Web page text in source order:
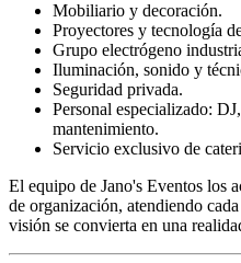
Mobiliario y decoración.
Proyectores y tecnología
Grupo electrógeno
Iluminación, sonido y
Seguridad privada.
Personal especializado:
mantenimiento.
Servicio exclusivo de
El equipo de Jano's Eventos los
de organización, atendiendo
visión se convierta en una